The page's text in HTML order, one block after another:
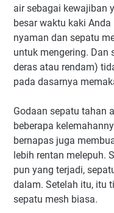
air sebagai kewajiban
besar waktu kaki
nyaman dan sepatu
untuk mengering. Dan
deras atau rendam)
pada dasarnya
Godaan sepatu tahan
beberapa
bernapas juga
lebih rentan melepuh.
pun yang terjadi,
dalam. Setelah itu, itu
sepatu mesh biasa.